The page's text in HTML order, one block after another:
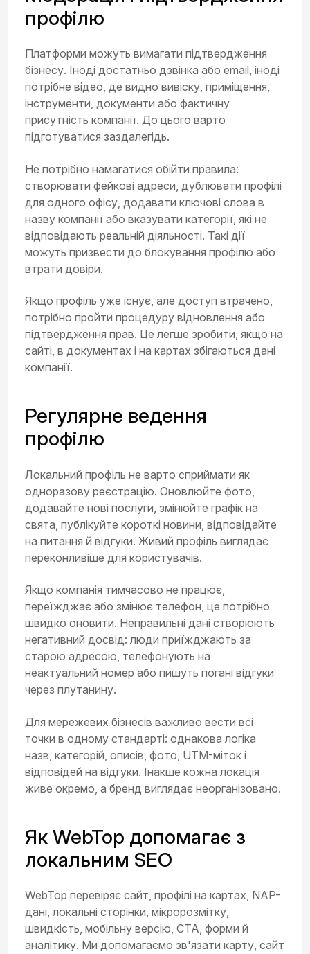
профілю
Платформи можуть вимагати підтвердження
бізнесу. Іноді достатньо дзвінка або email, іноді
потрібне відео, де видно вивіску, приміщення,
інструменти, документи або фактичну
присутність компанії. До цього варто
підготуватися заздалегідь.
Не потрібно намагатися обійти правила:
створювати фейкові адреси, дублювати профілі
для одного офісу, додавати ключові слова в
назву компанії або вказувати категорії, які не
відповідають реальній діяльності. Такі дії
можуть призвести до блокування профілю або
втрати довіри.
Якщо профіль уже існує, але доступ втрачено,
потрібно пройти процедуру відновлення або
підтвердження прав. Це легше зробити, якщо на
сайті, в документах і на картах збігаються дані
компанії.
Регулярне ведення
профілю
Локальний профіль не варто сприймати як
одноразову реєстрацію. Оновлюйте фото,
додавайте нові послуги, змінюйте графік на
свята, публікуйте короткі новини, відповідайте
на питання й відгуки. Живий профіль виглядає
переконливіше для користувачів.
Якщо компанія тимчасово не працює,
переїжджає або змінює телефон, це потрібно
швидко оновити. Неправильні дані створюють
негативний досвід: люди приїжджають за
старою адресою, телефонують на
неактуальний номер або пишуть погані відгуки
через плутанину.
Для мережевих бізнесів важливо вести всі
точки в одному стандарті: однакова логіка
назв, категорій, описів, фото, UTM-міток і
відповідей на відгуки. Інакше кожна локація
живе окремо, а бренд виглядає неорганізовано.
Як WebTop допомагає з
локальним SEO
WebTop перевіряє сайт, профілі на картах, NAP-
дані, локальні сторінки, мікророзмітку,
швидкість, мобільну версію, CTA, форми й
аналітику. Ми допомагаємо зв'язати карту, сайт